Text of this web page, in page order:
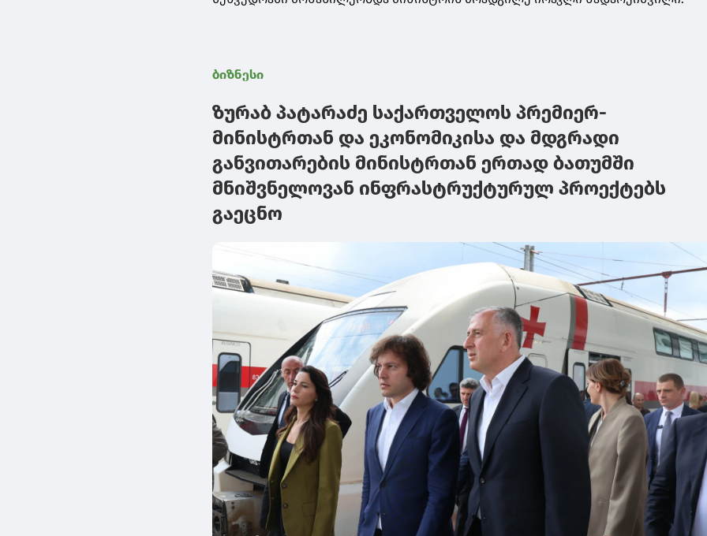
ბიზნესი
ზურაბ პატარაძე საქართველოს პრემიერ-
მინისტრთან და ეკონომიკისა და მდგრადი
განვითარების მინისტრთან ერთად ბათუმში
მნიშვნელოვან ინფრასტრუქტურულ პროექტებს
გაეცნო